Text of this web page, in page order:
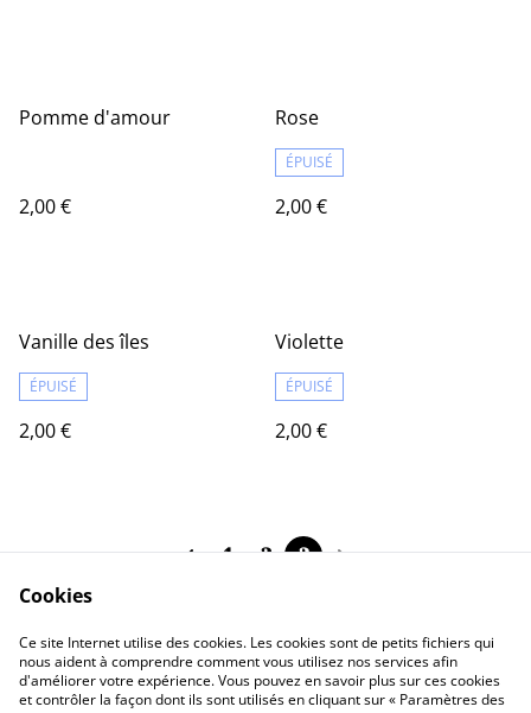
Pomme d'amour
2,00 €
Rose
ÉPUISÉ
2,00 €
Vanille des îles
ÉPUISÉ
2,00 €
Violette
ÉPUISÉ
2,00 €
1 2 3
Contact Us
Legal Terms
Cookies
Ce site Internet utilise des cookies. Les cookies sont de petits fichiers qui
nous aident à comprendre comment vous utilisez nos services afin
d'améliorer votre expérience. Vous pouvez en savoir plus sur ces cookies
et contrôler la façon dont ils sont utilisés en cliquant sur « Paramètres des